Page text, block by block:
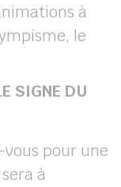
à
le
SIGNE DU
pour une
à